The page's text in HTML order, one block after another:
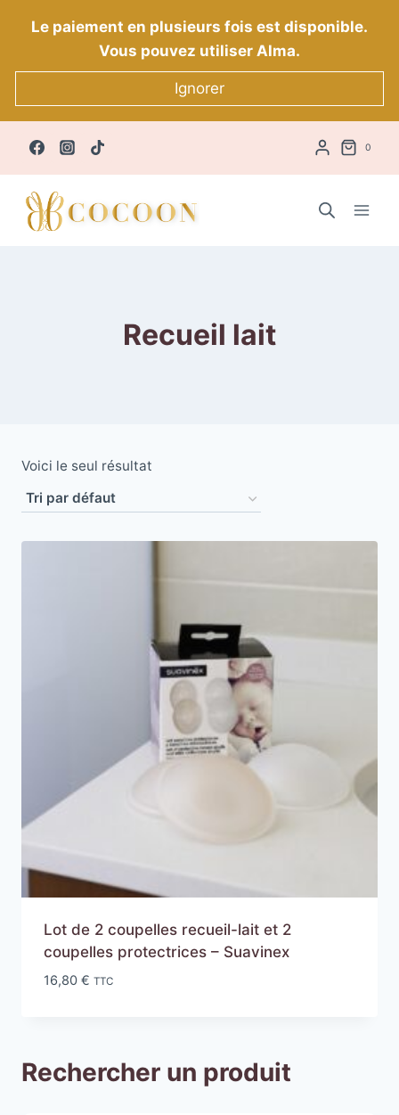
Le paiement en plusieurs fois est disponible.
Vous pouvez utiliser Alma.
Ignorer
0
Recueil lait
Voici le seul résultat
Lot de 2 coupelles recueil-lait et 2
coupelles protectrices – Suavinex
16,80 € TTC
Rechercher un produit